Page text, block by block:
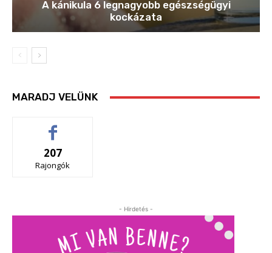
A kánikula 6 legnagyobb egészségügyi
kockázata
MARADJ VELÜNK
207
Rajongók
- Hirdetés -